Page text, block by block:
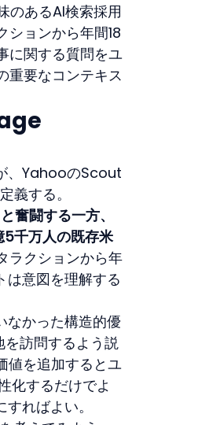
のあるAI検索採用
ションから年間18
に関する質問をユ
重要なコンテキス
、YahooのScout
する。
闘する一方、
千万人の既存米
ラクションから年
は意図を理解する
なかった構造的優
訪問するよう説
値を追加するとユ
化するだけでよ
ればよい。